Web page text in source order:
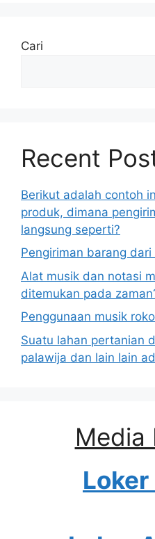
Cari
Recent
Berikut adalah contoh
produk, dimana
langsung seperti?
Pengiriman barang
Alat musik dan notasi
ditemukan pada
Penggunaan musik
Suatu lahan pertanian
palawija dan lain lain
Media
Loker